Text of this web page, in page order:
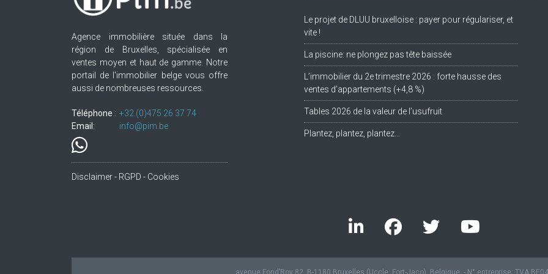
Agence immobilière située dans la
région de Bruxelles, spécialisée en
ventes moyen et haut de gamme. Notre
portail de l'immobilier belge vous offre
aussi de nombreuses ressources.
Téléphone : +32.(0)475 26 37 74
Email:
info@pim.be
Disclaimer - RGPD - Cookies
Le projet de DLUU bruxelloise : payer pour régulariser, et
vite !
La piscine: ne plongez pas tête baissée
L’immobilier du 2e trimestre 2026 : forte hausse des
ventes d’appartements (+4,8 %)
Tables 2026 de la valeur de l’usufruit
Plantez, plantez, plantez…
avenue Fond’Roy 82, B-1180 Bruxelles (Uccle, Fort-Jaco), Belgique. - N° entreprise: TVA